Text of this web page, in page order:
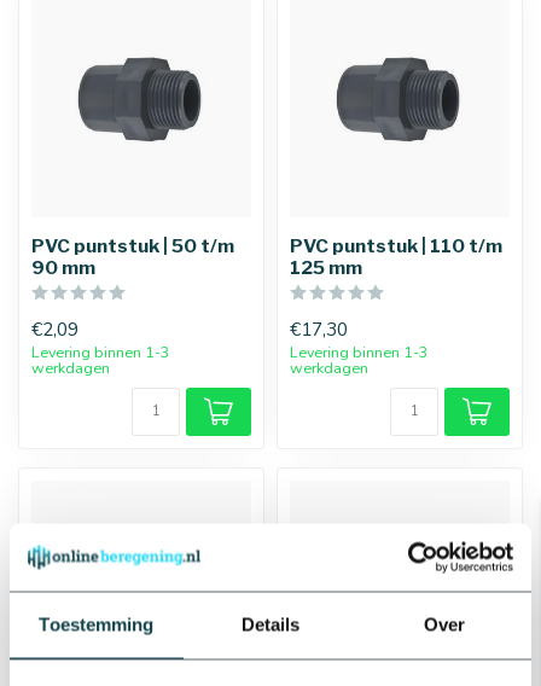
Toestemming Details Over
PVC puntstuk | 50 t/m
90 mm
€2,09
Levering binnen 1-3
werkdagen
PVC puntstuk | 110 t/m
125 mm
€17,30
Levering binnen 1-3
werkdagen